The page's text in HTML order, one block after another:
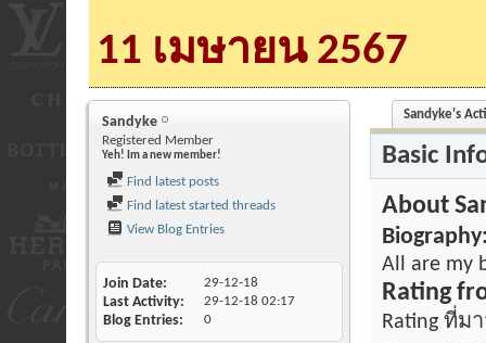
11 เมษายน 2567
Sandyke
Registered Member
Yeh! Im a new member!
Find latest posts
Find latest started threads
View Blog Entries
Join Date 29-12-18
Last Activity 29-12-18 02:17
Blog Entries 0
Sandyke's
Basic
About
All are my
Rating
Rating ที่ม